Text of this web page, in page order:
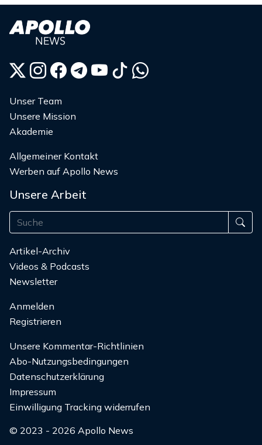
Unser Team
Unsere Mission
Akademie
Allgemeiner Kontakt
Werben auf Apollo News
Unsere Arbeit
Artikel-Archiv
Videos & Podcasts
Newsletter
Anmelden
Registrieren
Unsere Kommentar-Richtlinien
Abo-Nutzungsbedingungen
Datenschutzerklärung
Impressum
Einwilligung Tracking widerrufen
© 2023 - 2026 Apollo News